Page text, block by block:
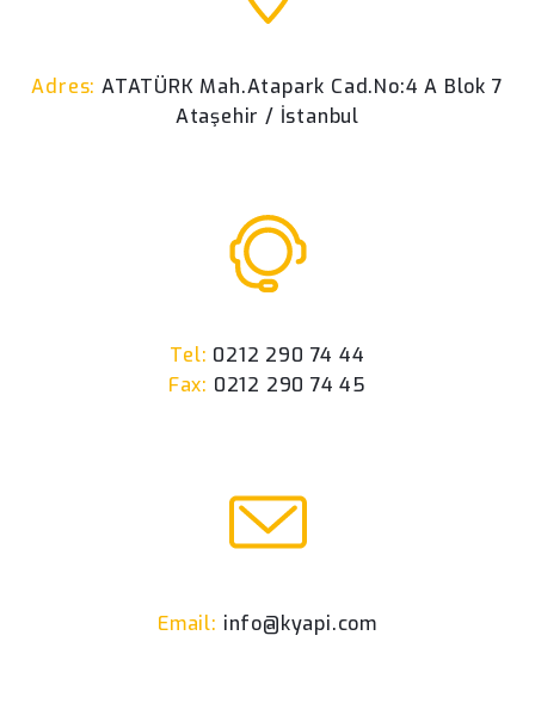
Adres: ATATÜRK Mah.Atapark Cad.No:4 A Blok 7
Ataşehir / İstanbul
Tel: 0212 290 74 44
Fax: 0212 290 74 45
Email: info@kyapi.com